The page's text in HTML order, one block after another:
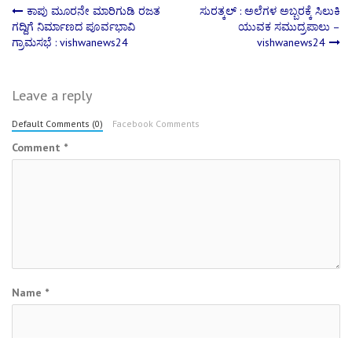
Post
navigation
ಕಾಪು ಮೂರನೇ ಮಾರಿಗುಡಿ ರಜತ
ಗದ್ದಿಗೆ ನಿರ್ಮಾಣದ ಪೂರ್ವಭಾವಿ
ಗ್ರಾಮ‌ಸಭೆ : vishwanews24
ಸುರತ್ಕಲ್ : ಅಲೆಗಳ ಅಬ್ಬರಕ್ಕೆ ಸಿಲುಕಿ
ಯುವಕ ಸಮುದ್ರಪಾಲು –
vishwanews24
Leave a reply
Default Comments (0) Facebook Comments
Comment *
Name *